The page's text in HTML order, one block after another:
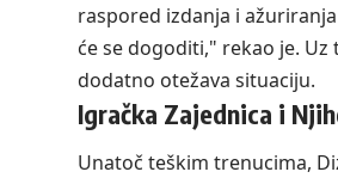
raspored izdanja i
će se dogoditi," rekao je.
dodatno otežava situaciju.
Igračka Zajednica i
Unatoč teškim trenucima,